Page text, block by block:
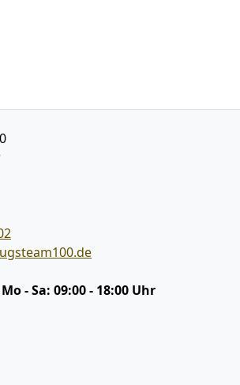
Mo - Sa: 09:00 - 18:00 Uhr